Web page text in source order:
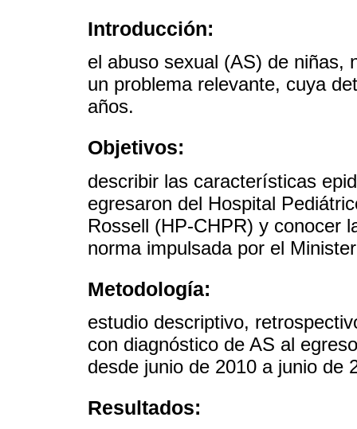
Introducción:
el abuso sexual (AS) de niñas,
un problema relevante, cuya
años.
Objetivos:
describir las características
egresaron del Hospital
Rossell (HP-CHPR) y conocer
norma impulsada por el
Metodología:
estudio descriptivo,
con diagnóstico de AS al
desde junio de 2010 a junio de
Resultados: